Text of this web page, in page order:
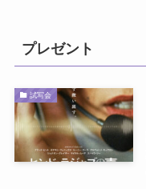
プレゼント
試写会